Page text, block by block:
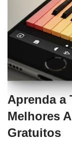
Aprenda a
Melhores
Gratuitos